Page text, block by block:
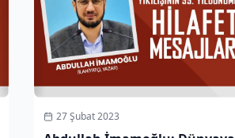
27 Şubat 2023